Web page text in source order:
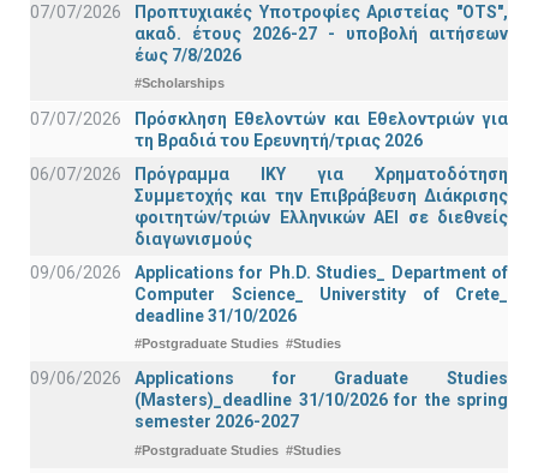
07/07/2026
Προπτυχιακές Υποτροφίες Αριστείας "OTS",
ακαδ. έτους 2026-27 - υποβολή αιτήσεων
έως 7/8/2026
#Scholarships
07/07/2026
Πρόσκληση Εθελοντών και Εθελοντριών για
τη Βραδιά του Ερευνητή/τριας 2026
06/07/2026
Πρόγραμμα ΙΚΥ για Χρηματοδότηση
Συμμετοχής και την Επιβράβευση Διάκρισης
φοιτητών/τριών Ελληνικών ΑΕΙ σε διεθνείς
διαγωνισμούς
09/06/2026
Applications for Ph.D. Studies_ Department of
Computer Science_ Universtity of Crete_
deadline 31/10/2026
#Postgraduate Studies #Studies
09/06/2026
Applications for Graduate Studies
(Masters)_deadline 31/10/2026 for the spring
semester 2026-2027
#Postgraduate Studies #Studies